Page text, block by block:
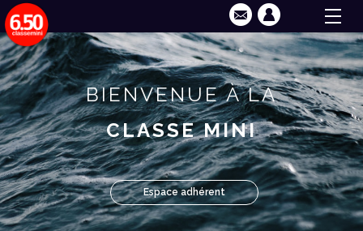
BIENVENUE À LA
CLASSE MINI
Espace adhérent